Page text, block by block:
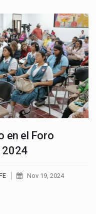
en el Foro
2024
Nov 19, 2024